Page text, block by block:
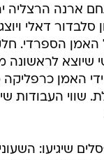
ארנה הרצליה
סלבדור דאלי
הספרדי.
שיוצא לראשונה
האמן כרפליקה
שווי העבודות
שיגיעו: